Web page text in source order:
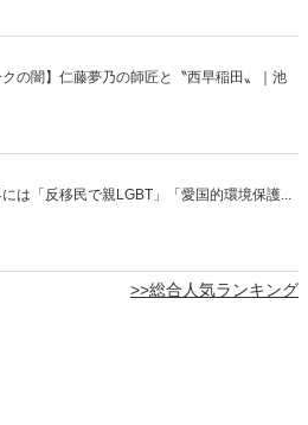
クの闇】仁藤夢乃の師匠と〝西早稲田〟｜池
には「反移民で親LGBT」「愛国的環境保護...
>>総合人気ランキング